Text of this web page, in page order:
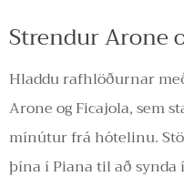
Strendur Arone
Hladdu rafhlöðurnar
Arone og Ficajola, sem
mínútur frá hótelinu.
þína í Piana til að